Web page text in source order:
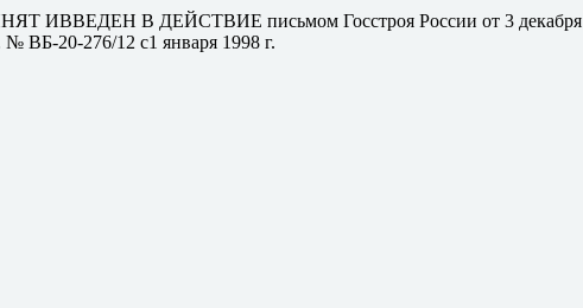
ИВВЕДЕН В ДЕЙСТВИЕ письмом Госстроя России от 3 декабря
№ ВБ-20-276/12 с1 января 1998 г.